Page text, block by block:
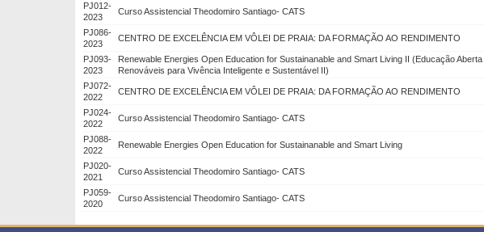
PJ012-
2023
Curso Assistencial Theodomiro Santiago- CATS
PJ086-
2023
CENTRO DE EXCELÊNCIA EM VÔLEI DE PRAIA: DA FORMAÇÃO AO RENDIMENTO
PJ093-
2023
Renewable Energies Open Education for Sustainanable and Smart Living II (Educação
Renováveis para Vivência Inteligente e Sustentável II)
PJ072-
2022
CENTRO DE EXCELÊNCIA EM VÔLEI DE PRAIA: DA FORMAÇÃO AO RENDIMENTO
PJ024-
2022
Curso Assistencial Theodomiro Santiago- CATS
PJ088-
2022
Renewable Energies Open Education for Sustainanable and Smart Living
PJ020-
2021
Curso Assistencial Theodomiro Santiago- CATS
PJ059-
2020
Curso Assistencial Theodomiro Santiago- CATS